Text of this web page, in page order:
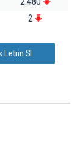
2
Letrin Sl.